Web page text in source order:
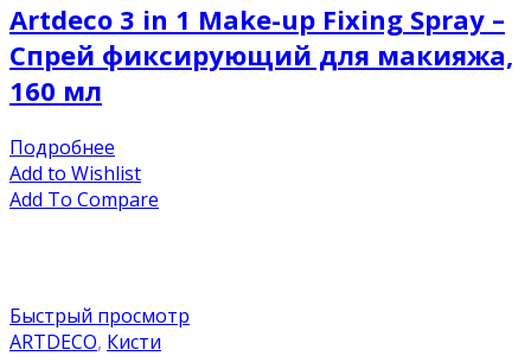
Artdeco 3 in 1 Make-up Fixing Spray –
Спрей фиксирующий для макияжа,
160 мл
Подробнее
Add to Wishlist
Add To Compare
Быстрый просмотр
ARTDECO, Кисти